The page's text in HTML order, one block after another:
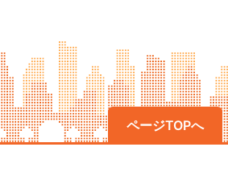
ページTOPへ